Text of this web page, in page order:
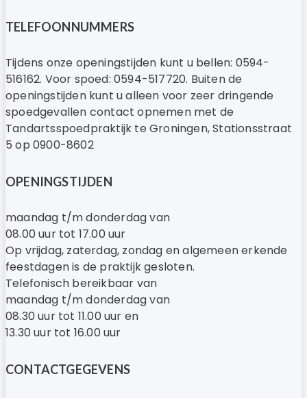
TELEFOONNUMMERS
Tijdens onze openingstijden kunt u bellen: 0594-
516162. Voor spoed: 0594-517720. Buiten de
openingstijden kunt u alleen voor zeer dringende
spoedgevallen contact opnemen met de
Tandartsspoedpraktijk te Groningen, Stationsstraat
5 op 0900-8602
OPENINGSTIJDEN
maandag t/m donderdag van
08.00 uur tot 17.00 uur
Op vrijdag, zaterdag, zondag en algemeen erkende
feestdagen is de praktijk gesloten.
Telefonisch bereikbaar van
maandag t/m donderdag van
08.30 uur tot 11.00 uur en
13.30 uur tot 16.00 uur
CONTACTGEGEVENS